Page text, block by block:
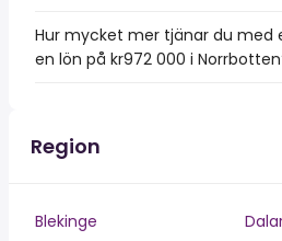
Hur mycket mer tjänar du med
en lön på kr972 000 i
Region
Blekinge